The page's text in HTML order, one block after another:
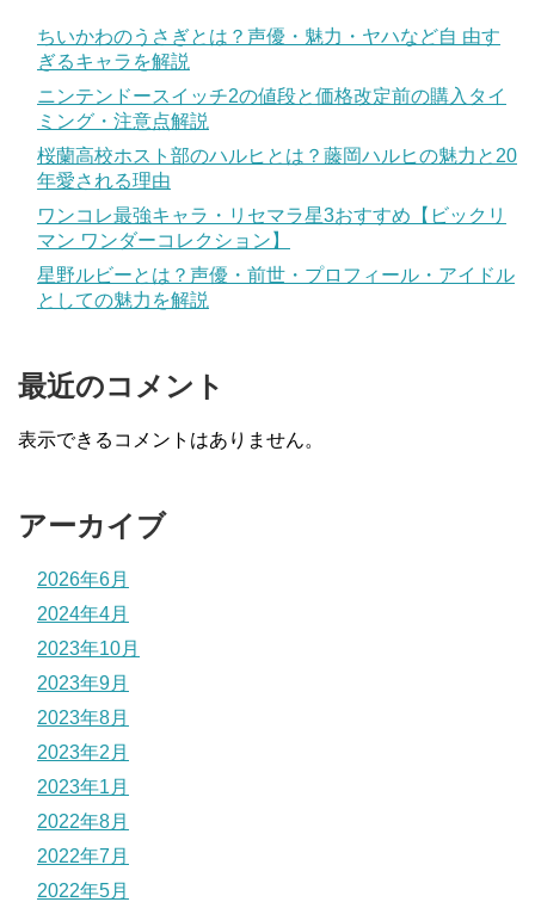
ちいかわのうさぎとは？声優・魅力・ヤハなど自 由す
ぎるキャラを解説
ニンテンドースイッチ2の値段と価格改定前の購入タイ
ミング・注意点解説
桜蘭高校ホスト部のハルヒとは？藤岡ハルヒの魅力と20
年愛される理由
ワンコレ最強キャラ・リセマラ星3おすすめ【ビックリ
マン ワンダーコレクション】
星野ルビーとは？声優・前世・プロフィール・アイドル
としての魅力を解説
最近のコメント
表示できるコメントはありません。
アーカイブ
2026年6月
2024年4月
2023年10月
2023年9月
2023年8月
2023年2月
2023年1月
2022年8月
2022年7月
2022年5月